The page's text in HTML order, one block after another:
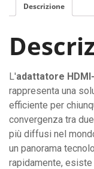
DVI
collegare
PC
moderni
monitor
proiettori
datati
quantità
Descrizione
L'adattatore
rappresenta una
efficiente per
convergenza tra
più diffusi nel
un panorama
rapidamente, esiste